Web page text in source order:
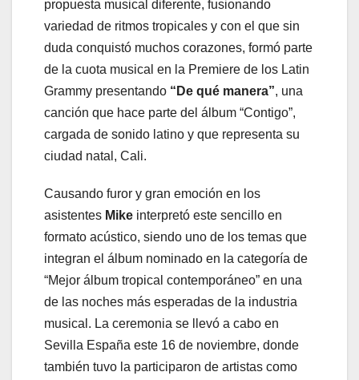
propuesta musical diferente, fusionando
variedad de ritmos tropicales y con el que sin
duda conquistó muchos corazones, formó parte
de la cuota musical en la Premiere de los Latin
Grammy presentando “De qué manera”, una
canción que hace parte del álbum “Contigo”,
cargada de sonido latino y que representa su
ciudad natal, Cali.
Causando furor y gran emoción en los
asistentes Mike interpretó este sencillo en
formato acústico, siendo uno de los temas que
integran el álbum nominado en la categoría de
“Mejor álbum tropical contemporáneo” en una
de las noches más esperadas de la industria
musical. La ceremonia se llevó a cabo en
Sevilla España este 16 de noviembre, donde
también tuvo la participaron de artistas como